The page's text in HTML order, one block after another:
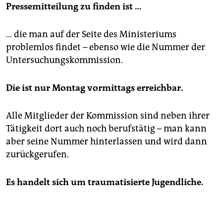
Pressemitteilung zu finden ist …
… die man auf der Seite des Ministeriums
problemlos findet – ebenso wie die Nummer der
Untersuchungskommission.
Die ist nur Montag vormittags erreichbar.
Alle Mitglieder der Kommission sind neben ihrer
Tätigkeit dort auch noch berufstätig – man kann
aber seine Nummer hinterlassen und wird dann
zurückgerufen.
Es handelt sich um traumatisierte Jugendliche.